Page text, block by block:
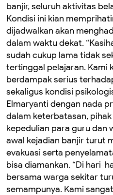
banjir, seluruh aktivitas
Kondisi ini kian
dijadwalkan akan
dalam waktu dekat.
sudah cukup lama tidak
tertinggal pelajaran. Kami
berdampak serius
sekaligus kondisi
Elmaryanti dengan nada
dalam keterbatasan,
kepedulian para guru dan
awal kejadian banjir turut
evakuasi serta
bisa diamankan. “Di hari-
bersama warga sekitar
semampunya. Kami